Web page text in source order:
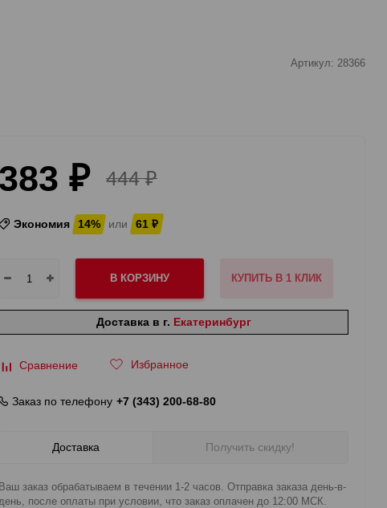
Артикул: 28366
383 ₽ 444₽
Экономия 14% или 61 ₽
В КОРЗИНУ КУПИТЬ В 1 КЛИК
Доставка в г. Екатеринбург
Сравнение Избранное
Заказ по телефону +7 (343) 200-68-80
Доставка Получить скидку!
Ваш заказ обрабатываем в течении 1-2 часов. Отправка заказа день-в-
после оплаты при условии, что заказ оплачен до 12:00 МСК.